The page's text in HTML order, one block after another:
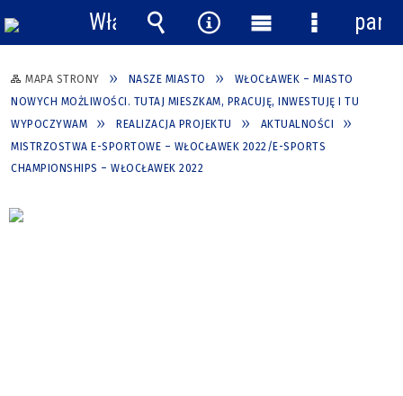
MAPA STRONY NASZE MIASTO
WŁOCŁAWEK – MIASTO
NOWYCH MOŻLIWOŚCI. TUTAJ MIESZKAM, PRACUJĘ, INWESTUJĘ I TU
WYPOCZYWAM
REALIZACJA PROJEKTU
AKTUALNOŚCI
MISTRZOSTWA E-SPORTOWE – WŁOCŁAWEK 2022/E-SPORTS
CHAMPIONSHIPS – WŁOCŁAWEK 2022
Włącz
powiadomienia
Wyszukiwarka
Narzędzia
Menu
główne
Menu
panel